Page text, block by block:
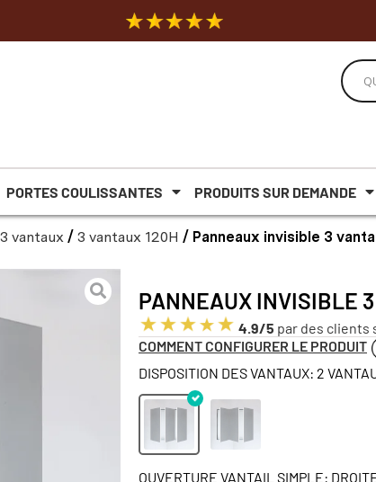
PORTES COULISSANTES PRODUITS SUR DEMANDE
vantaux / 3 vantaux 120H / Panneaux invisible 3
PANNEAUX INVISIBLE
4.9/5 par des clients
COMMENT CONFIGURER LE PRODUIT
DISPOSITION DES VANTAUX: 2
OUVERTURE VANTAIL SIMPLE: